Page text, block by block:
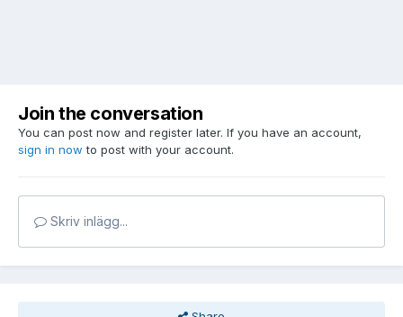
Join the conversation
You can post now and register later. If you have an account,
sign in now to post with your account.
Skriv inlägg...